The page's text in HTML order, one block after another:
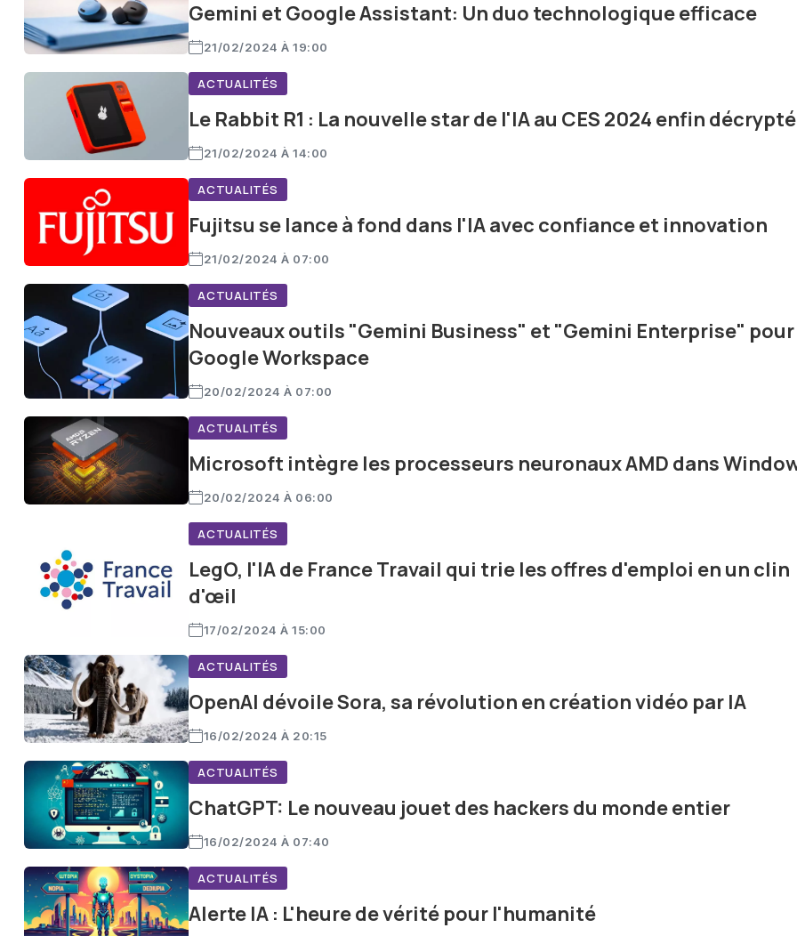
Gemini et Google Assistant: Un duo technologique efficace
21/02/2024 À 19:00
ACTUALITÉS
Le Rabbit R1 : La nouvelle star de l'IA au CES 2024 enfin
21/02/2024 À 14:00
ACTUALITÉS
Fujitsu se lance à fond dans l'IA avec confiance et innovation
21/02/2024 À 07:00
ACTUALITÉS
Nouveaux outils "Gemini Business" et "Gemini Enterprise" pour
Google Workspace
20/02/2024 À 07:00
ACTUALITÉS
Microsoft intègre les processeurs neuronaux AMD dans
20/02/2024 À 06:00
ACTUALITÉS
LegO, l'IA de France Travail qui trie les offres d'emploi en un clin
d'œil
17/02/2024 À 15:00
ACTUALITÉS
OpenAI dévoile Sora, sa révolution en création vidéo par IA
16/02/2024 À 20:15
ACTUALITÉS
ChatGPT: Le nouveau jouet des hackers du monde entier
16/02/2024 À 07:40
ACTUALITÉS
Alerte IA : L'heure de vérité pour l'humanité